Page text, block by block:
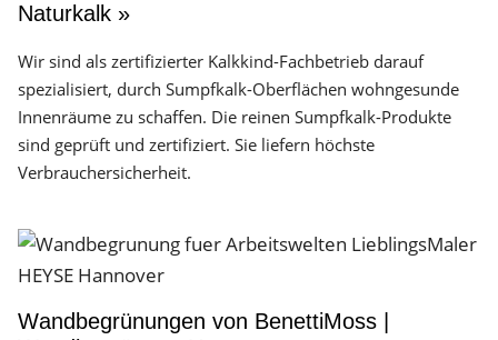
Naturkalk »
Wir sind als zertifizierter Kalkkind-Fachbetrieb darauf
spezialisiert, durch Sumpfkalk-Oberflächen wohngesunde
Innenräume zu schaffen. Die reinen Sumpfkalk-Produkte
sind geprüft und zertifiziert. Sie liefern höchste
Verbrauchersicherheit.
Wandbegrünungen von BenettiMoss |